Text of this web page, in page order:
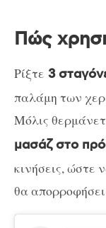
Πώς
Ρίξτε 3
παλάμη των
Μόλις
μασάζ στο
κινήσεις, ώστε
θα